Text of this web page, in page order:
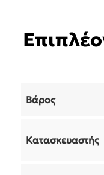
Βάρος
Κατασκευαστής